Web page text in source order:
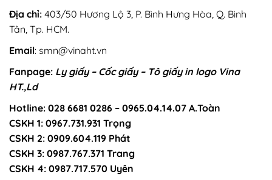
Địa chỉ: 403/50 Hương Lộ 3, P. Bình Hưng Hòa, Q. Bình
Tân, Tp. HCM.
Email: smn@vinaht.vn
Fanpage: Ly giấy – Cốc giấy – Tô giấy in logo Vina
HT.,Ld
Hotline: 028 6681 0286 – 0965.04.14.07 A.Toàn
CSKH 1: 0967.731.931 Trọng
CSKH 2: 0909.604.119 Phát
CSKH 3: 0987.767.371 Trang
CSKH 4: 0987.717.570 Uyên